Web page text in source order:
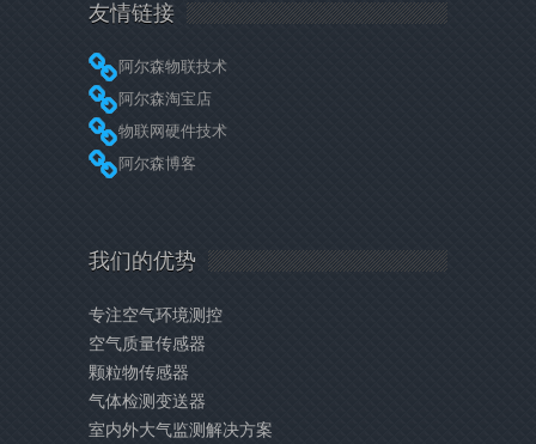
友情链接
阿尔森物联技术
阿尔森淘宝店
物联网硬件技术
阿尔森博客
我们的优势
专注空气环境测控
空气质量传感器
颗粒物传感器
气体检测变送器
室内外大气监测解决方案